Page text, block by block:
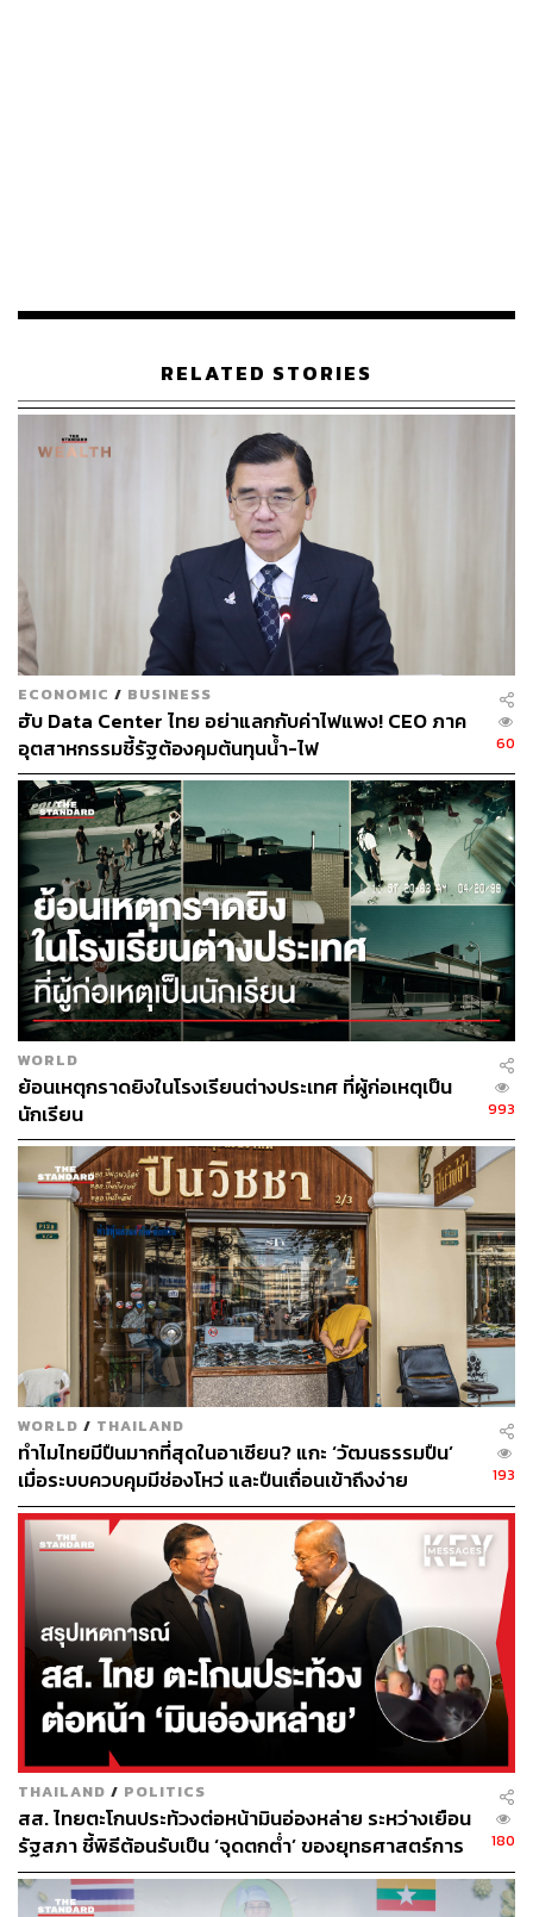
เผด็จการทหารมาสู่กระบวนการเลือกตั้งในปี 2562 ที่เป็นที่
วิพากษ์วิจารณ์ถึงความไม่โปร่งใสของกติกาและผลการนับ
คะแนน ในปีที่ผ่านมาไทยก็ต้องเผชิญวิกฤตการแพร่ระบาด
ของโรคโควิด-19 เช่นเดียวกับประเทศอื่นๆ ทั่วโลก
หากแต่วิกฤตโรคระบาดก็เป็นหนึ่งในชนวนที่ทำให้ประชาชน
ที่ได้รับความเดือดร้อนจากการจัดการวิกฤตที่ไม่มี
ประสิทธิภาพของรัฐบาล รวมกับกลุ่มเยาวชนที่ต้องการ
เปลี่ยนแปลงประเทศออกมาเคลื่อนไหวจนเกิดเป็นการ
ประท้วงขับไล่รัฐบาลครั้งใหญ่ที่สุดของประเทศในรอบ 10 ปี
ทวงความยุติธรรมให้กับนักเคลื่อนไหวทางการเมืองที่ถูก
จับกุม รวมไปถึงปรากฏการณ์ทะลุเพดาน เรียกร้องการปฏิรูป
สถาบันพระมหากษัตริย์ให้อยู่ภายใต้ระบอบประชาธิปไตย
โดยพัฒนาการสำคัญในปีที่ผ่านมาของประเทศไทย มีดังนี้
จากผลการวิจัยของมหาวิทยาลัยออกซ์ฟอร์ด
ประเทศไทยมีตัวเลขผู้ติดเชื้อยืนยันน้อยกว่า 7,500 ราย
และตัวเลขผู้เสียชีวิตจากโรคโควิด-19 จำนวน 63 ราย
นับเป็นหนึ่งในประเทศที่ได้รับผลกระทบจากโควิด-19
น้อยที่สุด อย่างไรก็ตาม รัฐบาลตัดสินใจประกาศใช้
พ.ร.ก. ฉุกเฉิน และต่ออายุการใช้อำนาจภายใต้ พ.ร.ก.
ฉุกเฉินหลายต่อหลายครั้ง ซึ่งถูกมองว่าเป็นการเสริม
สร้างอำนาจการปกครองของตนเองมากกว่าเป็นไปเพื่อ
การจัดการวิกฤตเศรษฐกิจและโรคระบาด
ศาลรัฐธรรมนูญมีมติให้ยุบพรรคอนาคตใหม่ พร้อมเพิก
ถอนสิทธิสมัครรับเลือกตั้งของคณะกรรมการบริหาร
พรรคเป็นเวลา 10 ปี
การชุมนุมประท้วงของเยาวชนทั่วประเทศซึ่งเริ่มต้นใน
เดือนกุมภาพันธ์ต้องล้มเลิกไปจากข้อบังคับเพื่อลดการ
แพร่ระบาดของโรคโควิด-19 ก่อนที่จะกลับมาสานต่อ
อีกครั้งในเดือนกรกฎาคม
ในเดือนตุลาคม รัฐบาลประกาศสถานการณ์ฉุกเฉินที่มี
ความร้ายแรงในเขตพื้นที่กรุงเทพมหานคร ห้ามชุมนุม
หรือมั่วสุมกัน ณ ที่ใดๆ ต้ังแต่ 5 คนขึ้นไป จนกระทั่ง
เดือนพฤศจิกายนที่มีการยกระดับการใช้มาตรา 112
เพื่อตั้งข้อหากับผู้ชุมนุมและนักเคลื่อนไหวทางการเมือง
ทำให้องค์กรสิทธิมนุษยชนหลายกลุ่มออกมาแสดง
ความกังวลใจต่อสถานการณ์ในประเทศ
พิสูจน์อักษร: ภาสิณี เพิ่มพันธุ์พงศ์
อ้างอิง:
https://freedomhouse.org/report/freedom-world/2021/
democracy-under-siege
https://freedomhouse.org/country/thailand/freedom-w
orld/2021
TAGS: ประชาธิปไตย เสรีภาพ
Freedom House
Thailand
การแสดงออกทางการเมือง
เศรษฐกิจถดถอย
RELATED STORIES
ECONOMIC / BUSINESS
ฮับ Data Center ไทย อย่าแลกกับค่าไฟแพง! CEO ภาค
อุตสาหกรรมชี้รัฐต้องคุมต้นทุนน้ำ-ไฟ
60
WORLD
ย้อนเหตุกราดยิงในโรงเรียนต่างประเทศ ที่ผู้ก่อเหตุเป็น
นักเรียน
993
WORLD / THAILAND
ทำไมไทยมีปืนมากที่สุดในอาเซียน? แกะ ‘วัฒนธรรมปืน’
เมื่อระบบควบคุมมีช่องโหว่ และปืนเถื่อนเข้าถึงง่าย
193
THAILAND / POLITICS
สส. ไทยตะโกนประท้วงต่อหน้ามินอ่องหล่าย ระหว่างเยือน
รัฐสภา ชี้พิธีต้อนรับเป็น ‘จุดตกต่ำ’ ของยุทธศาสตร์การ
ทูตไทย
180